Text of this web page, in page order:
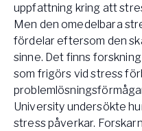
uppfattning kring att
Men den omedelbara
fördelar eftersom den
sinne. Det finns
som frigörs vid stress
University undersökte
stress påverkar.